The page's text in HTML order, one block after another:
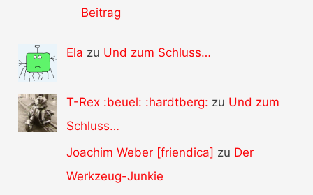
Beitrag
Ela zu Und zum Schluss…
T-Rex :beuel: :hardtberg: zu Und zum
Schluss…
Joachim Weber [friendica] zu Der
Werkzeug-Junkie